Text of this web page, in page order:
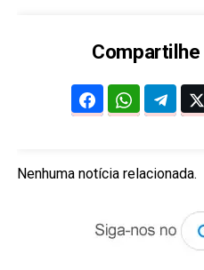
Nenhuma notícia relacionada.